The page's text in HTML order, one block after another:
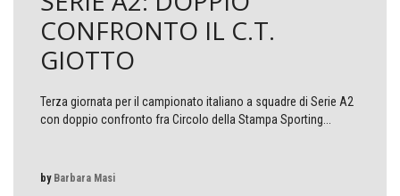
CONFRONTO IL C.T.
GIOTTO
Terza giornata per il campionato italiano a squadre di Serie A2
con doppio confronto fra Circolo della Stampa Sporting...
by Barbara Masi